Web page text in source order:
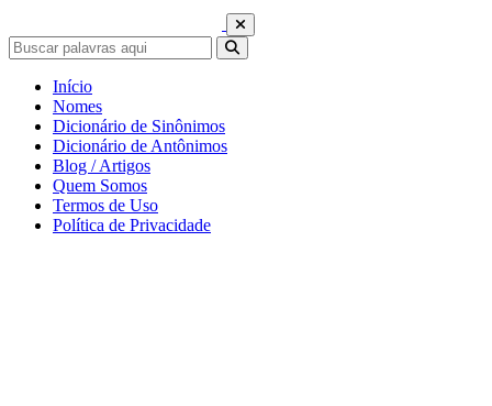
Início
Nomes
Dicionário de Sinônimos
Dicionário de Antônimos
Blog / Artigos
Quem Somos
Termos de Uso
Política de Privacidade